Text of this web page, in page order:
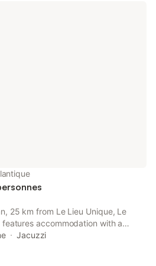
25 km from Le Lieu Unique, Le
accommodation with a
This property offers access
private parking and free WiFi.
Jacuzzi